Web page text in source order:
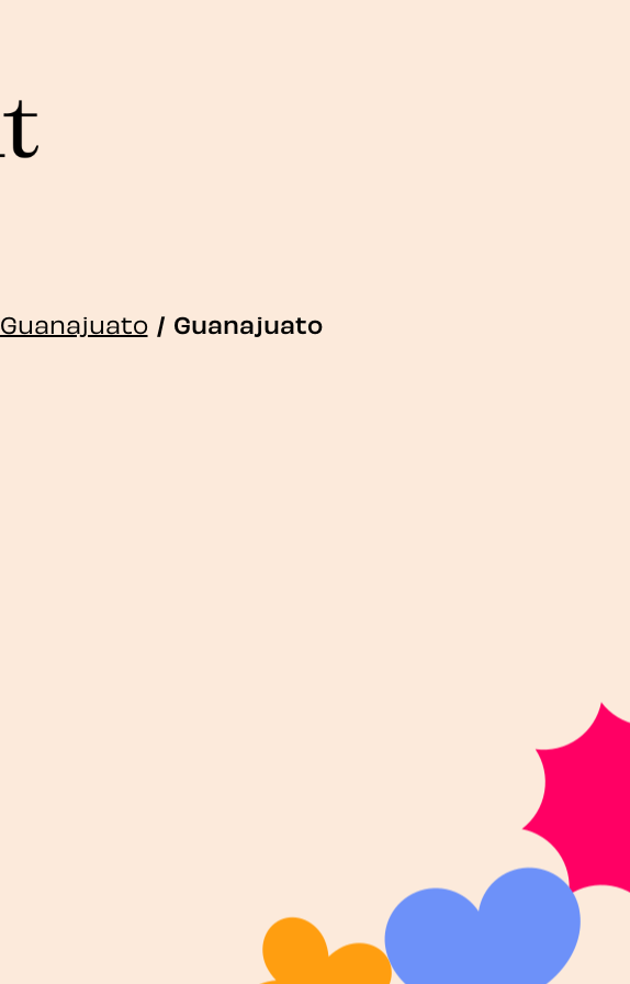
Guanajuato / Guanajuato